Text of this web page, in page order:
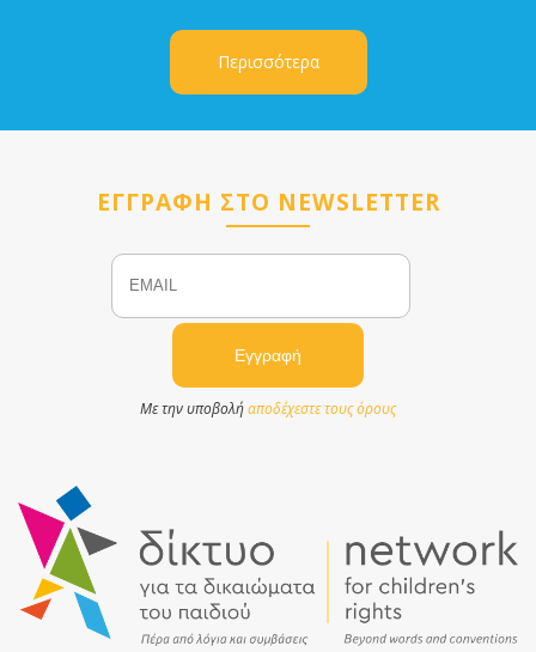
Περισσότερα
ΕΓΓΡΑΦΗ ΣΤΟ NEWSLETTER
Email
Με την υποβολήαποδέχεστε τους όρους